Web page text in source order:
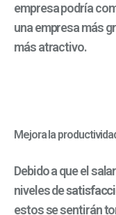
empresa podría
una empresa más
más atractivo.
Mejora la
Debido a que el
niveles de
estos se sentirán